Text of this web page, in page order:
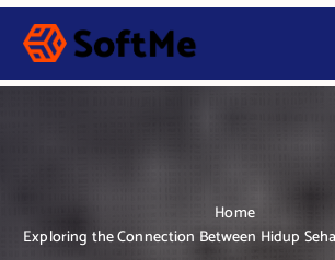
S
p
Home
Exploring the Connection Between Hidup